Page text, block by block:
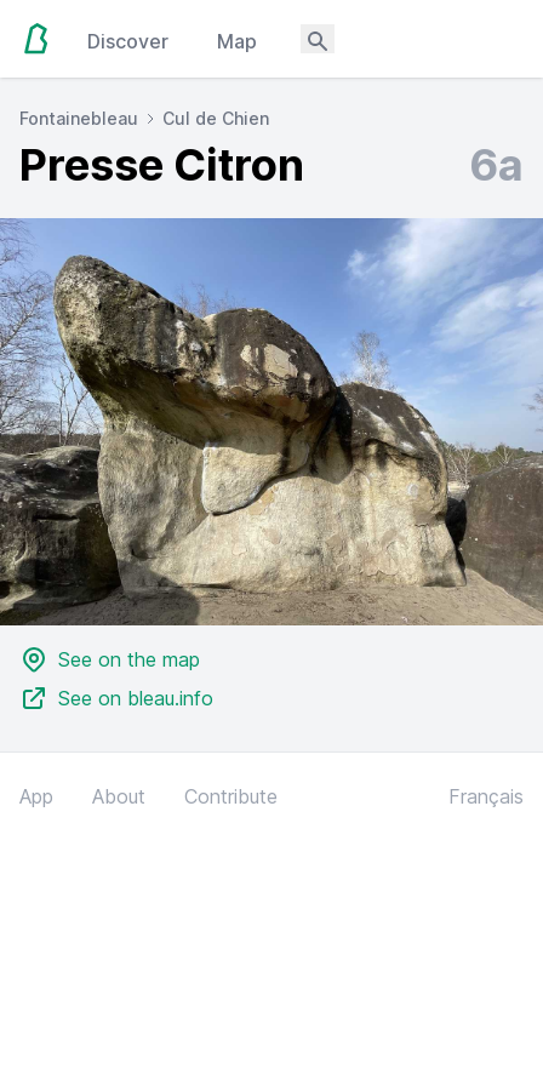
Discover Map
Fontainebleau Cul de Chien
Presse Citron 6a
See on the map
See on bleau.info
App About Contribute Français